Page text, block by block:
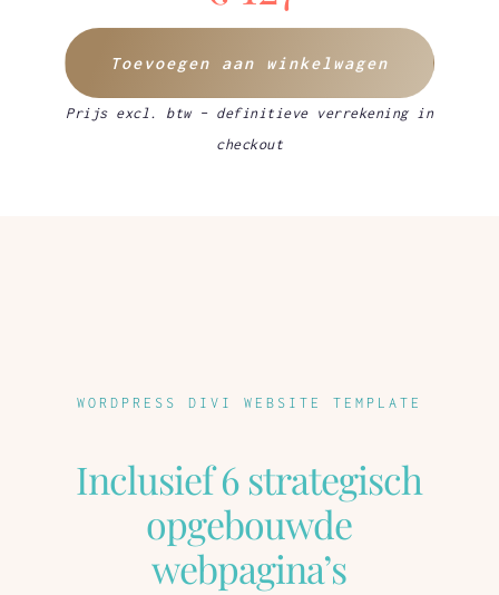
Toevoegen aan winkelwagen
Prijs excl. btw – definitieve verrekening in
checkout
WORDPRESS DIVI WEBSITE TEMPLATE
Inclusief 6 strategisch
opgebouwde
webpagina’s